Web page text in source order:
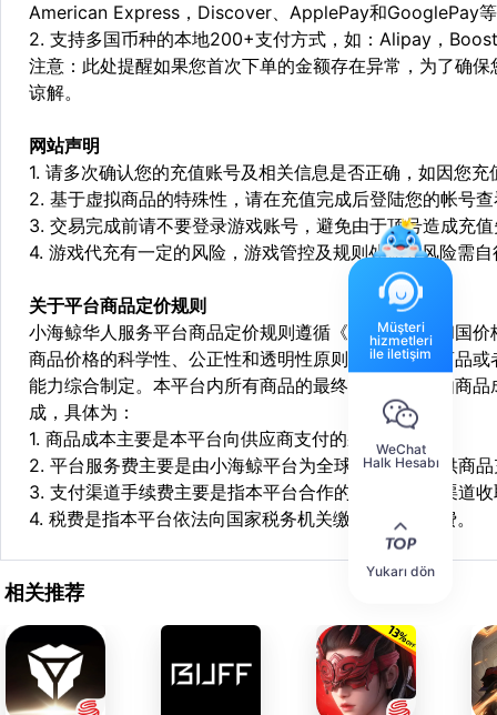
American Express，Discover、ApplePay和GooglePay
2. 支持多国币种的本地200+支付方式，如：Alipay，
注意：此处提醒如果您首次下单的金额存在异常，为了确
谅解。
网站声明
1. 请多次确认您的充值账号及相关信息是否正确，如因您
2. 基于虚拟商品的特殊性，请在充值完成后登陆您的帐号
3. 交易完成前请不要登录游戏账号，避免由于顶号造成充
4. 游戏代充有一定的风险，游戏管控及规则处罚等风险需
关于平台商品定价规则
小海鲸华人服务平台商品定价规则遵循《中华人民共和国
商品价格的科学性、公正性和透明性原则，依据相关商品
能力综合制定。本平台内所有商品的最终销售价格均由商
成，具体为：
1. 商品成本主要是本平台向供应商支付的采购成本；
2. 平台服务费主要是由小海鲸平台为全球华人用户提供商
3. 支付渠道手续费主要是指本平台合作的第三方支付渠道
4. 税费是指本平台依法向国家税务机关缴纳的各项税费。
相关推荐
Müşteri
hizmetleri
ile iletişim
WeChat
Halk Hesabı
Yukarı dön